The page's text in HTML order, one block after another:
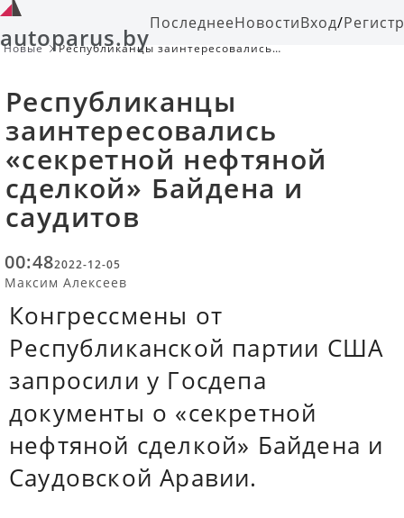
autoparus.byПоследнееНовостиВход/
Новые
Республиканцы заинтересовались
Республиканцы
заинтересовались
«секретной нефтяной
сделкой» Байдена и
саудитов
00:482022-12-05
Максим Алексеев
Конгрессмены от
Республиканской партии США
запросили у Госдепа
документы о «секретной
нефтяной сделкой» Байдена и
Саудовской Аравии.